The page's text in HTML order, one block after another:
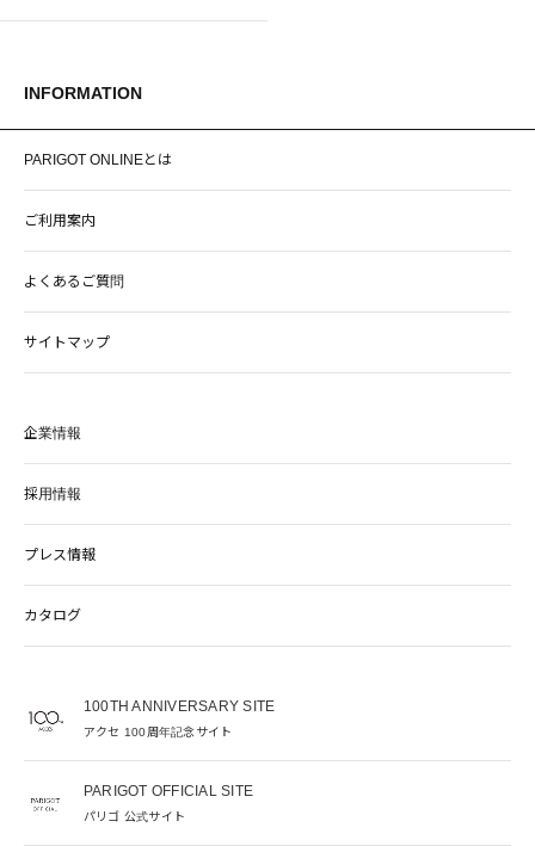
INFORMATION
PARIGOT ONLINEとは
ご利用案内
よくあるご質問
サイトマップ
企業情報
採用情報
プレス情報
カタログ
100TH ANNIVERSARY SITE
アクセ 100周年記念サイト
PARIGOT OFFICIAL SITE
パリゴ 公式サイト